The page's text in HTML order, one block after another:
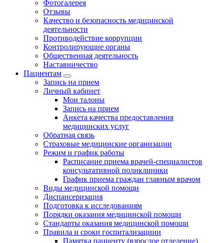
Фотогалерея
Отзывы
Качество и безопасность медицинской
деятельности
Противодействие коррупции
Контролирующие органы
Общественная деятельность
Наставничество
Пациентам
Запись на прием
Личный кабинет
Мои талоны
Запись на прием
Анкета качества предоставления
медицинских услуг
Обратная связь
Страховые медицинские организации
Режим и график работы
Расписание приема врачей-специалистов
консультативной поликлиники
График приема граждан главным врачом
Виды медицинской помощи
Диспансеризация
Подготовка к исследованиям
Порядки оказания медицинской помощи
Стандарты оказания медицинской помощи
Правила и сроки госпитализациии
Памятка пациенту (взрослое отделение)